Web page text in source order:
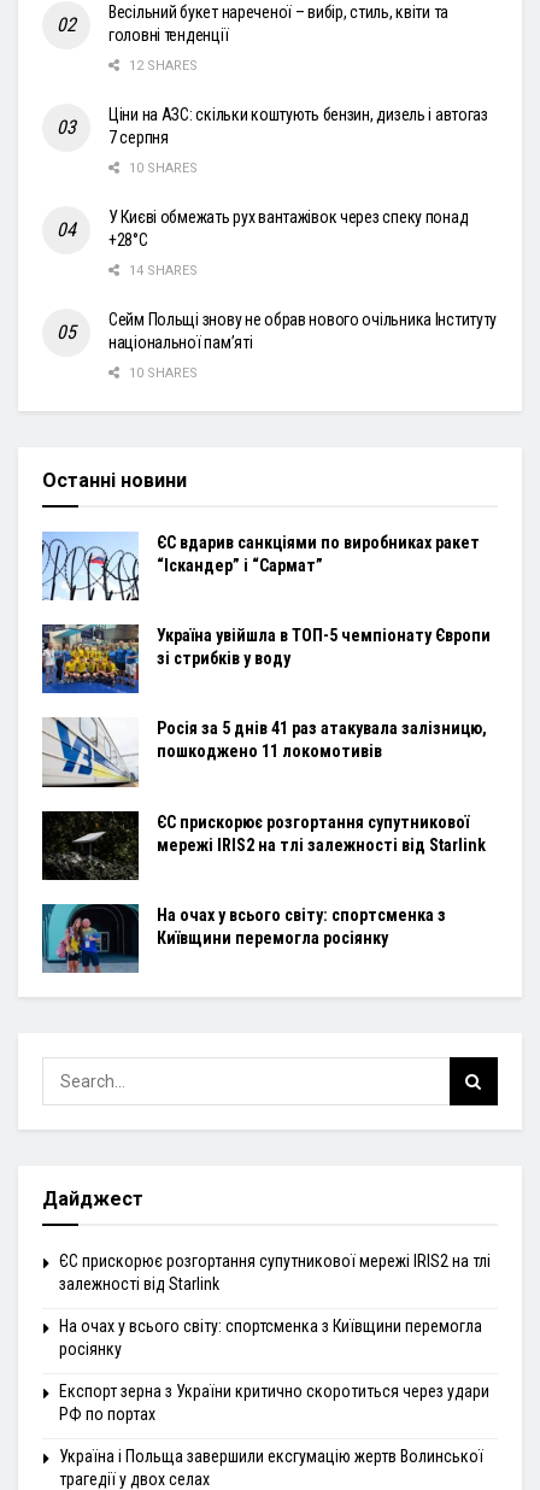
Весільний букет нареченої – вибір, стиль, квіти та
головні тенденції
12 SHARES
Ціни на АЗС: скільки коштують бензин, дизель і автогаз
7 серпня
10 SHARES
У Києві обмежать рух вантажівок через спеку понад
+28°С
14 SHARES
Сейм Польщі знову не обрав нового очільника Інституту
національної пам’яті
10 SHARES
Останні новини
ЄС вдарив санкціями по виробниках ракет
“Іскандер” і “Сармат”
Україна увійшла в ТОП-5 чемпіонату Європи
зі стрибків у воду
Росія за 5 днів 41 раз атакувала залізницю,
пошкоджено 11 локомотивів
ЄС прискорює розгортання супутникової
мережі IRIS2 на тлі залежності від Starlink
На очах у всього світу: спортсменка з
Київщини перемогла росіянку
Дайджест
ЄС прискорює розгортання супутникової мережі IRIS2 на тлі
залежності від Starlink
На очах у всього світу: спортсменка з Київщини перемогла
росіянку
Експорт зерна з України критично скоротиться через удари
РФ по портах
Україна і Польща завершили ексгумацію жертв Волинської
трагедії у двох селах